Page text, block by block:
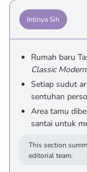
Intinya Sih
Rumah baru
Classic Modern
Setiap sudut
sentuhan
Area tamu
santai untuk
This section
editorial team.